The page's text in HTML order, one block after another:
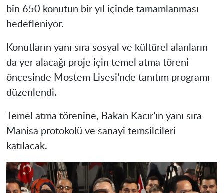
bin 650 konutun bir yıl içinde tamamlanması
hedefleniyor.
Konutların yanı sıra sosyal ve kültürel alanların
da yer alacağı proje için temel atma töreni
öncesinde Mostem Lisesi’nde tanıtım programı
düzenlendi.
Temel atma törenine, Bakan Kacır’ın yanı sıra
Manisa protokolü ve sanayi temsilcileri
katılacak.